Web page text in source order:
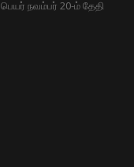
நவம்பர் 20-ம் தேதி